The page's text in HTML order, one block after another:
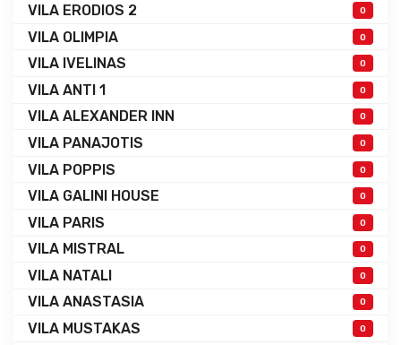
VILA ERODIOS 2 0
VILA OLIMPIA 0
VILA IVELINAS 0
VILA ANTI 1 0
VILA ALEXANDER INN 0
VILA PANAJOTIS 0
VILA POPPIS 0
VILA GALINI HOUSE 0
VILA PARIS 0
VILA MISTRAL 0
VILA NATALI 0
VILA ANASTASIA 0
VILA MUSTAKAS 0